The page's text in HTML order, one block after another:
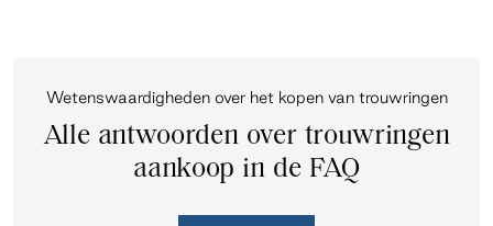
Wetenswaardigheden over het kopen van trouwringen
Alle antwoorden over trouwringen
aankoop in de FAQ